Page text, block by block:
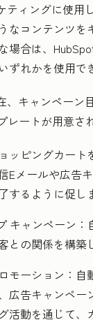
ティングに使用
なコンテンツを
場合は、
ずれかを使用で
、キャンペーン
レートが用意さ
ッピングカート
Eメールや広告
するように促し
キャンペーン：
との関係を構築
モーション： 自
広告キャンペー
活動を通じて、